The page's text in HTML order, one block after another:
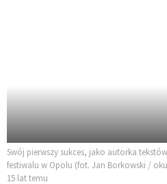
Swój pierwszy sukces, jako autorka
festiwalu w Opolu (fot. Jan Borkowski /
15 lat temu